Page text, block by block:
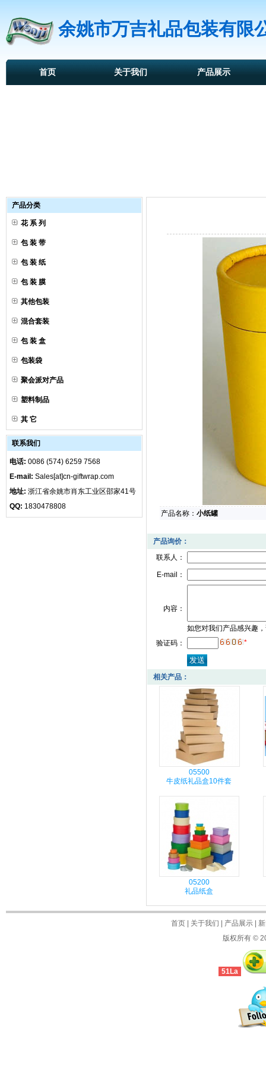
余姚市万吉礼品包装有限
首页 关于我们 产品展示
产品分类
花 系 列
包 装 带
包 装 纸
包 装 膜
其他包装
混合套装
包 装 盒
包装袋
聚会派对产品
塑料制品
其 它
联系我们
电话: 0086 (574) 6259 7568
E-mail: Sales[at]cn-giftwrap.com
地址: 浙江省余姚市肖东工业区邵家41号
QQ: 1830478808
产品名称： 小纸罐
产品询价：
联系人：
E-mail：
内容：
如您对我们产品感兴趣
验证码：
*
相关产品：
05500
牛皮纸礼品盒10件套
05200
礼品纸盒
首页 关于我们 产品展示
版权所有 ©
51La